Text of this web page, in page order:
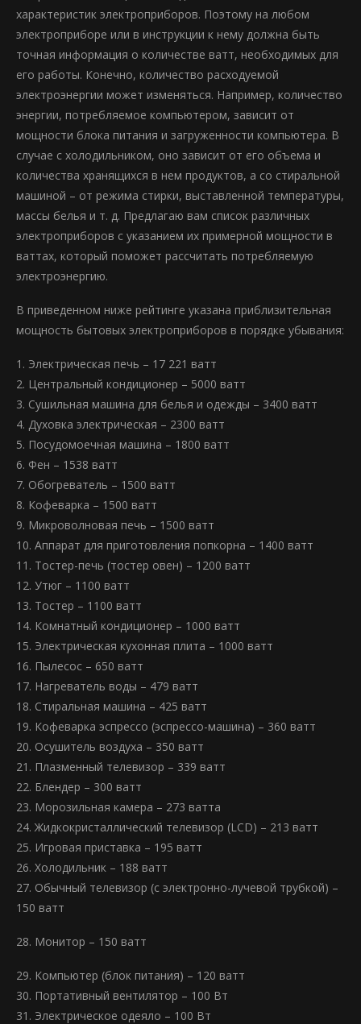
характеристик электроприборов. Поэтому на любом
электроприборе или в инструкции к нему должна быть
точная информация о количестве ватт, необходимых для
его работы. Конечно, количество расходуемой
электроэнергии может изменяться. Например, количество
энергии, потребляемое компьютером, зависит от
мощности блока питания и загруженности компьютера. В
случае с холодильником, оно зависит от его объема и
количества хранящихся в нем продуктов, а со стиральной
машиной – от режима стирки, выставленной температуры,
массы белья и т. д. Предлагаю вам список различных
электроприборов с указанием их примерной мощности в
ваттах, который поможет рассчитать потребляемую
электроэнергию.
В приведенном ниже рейтинге указана приблизительная
мощность бытовых электроприборов в порядке убывания:
1. Электрическая печь – 17 221 ватт
2. Центральный кондиционер – 5000 ватт
3. Сушильная машина для белья и одежды – 3400 ватт
4. Духовка электрическая – 2300 ватт
5. Посудомоечная машина – 1800 ватт
6. Фен – 1538 ватт
7. Обогреватель – 1500 ватт
8. Кофеварка – 1500 ватт
9. Микроволновая печь – 1500 ватт
10. Аппарат для приготовления попкорна – 1400 ватт
11. Тостер-печь (тостер овен) – 1200 ватт
12. Утюг – 1100 ватт
13. Тостер – 1100 ватт
14. Комнатный кондиционер – 1000 ватт
15. Электрическая кухонная плита – 1000 ватт
16. Пылесос – 650 ватт
17. Нагреватель воды – 479 ватт
18. Стиральная машина – 425 ватт
19. Кофеварка эспрессо (эспрессо-машина) – 360 ватт
20. Осушитель воздуха – 350 ватт
21. Плазменный телевизор – 339 ватт
22. Блендер – 300 ватт
23. Морозильная камера – 273 ватта
24. Жидкокристаллический телевизор (LCD) – 213 ватт
25. Игровая приставка – 195 ватт
26. Холодильник – 188 ватт
27. Обычный телевизор (с электронно-лучевой трубкой) –
150 ватт
28. Монитор – 150 ватт
29. Компьютер (блок питания) – 120 ватт
30. Портативный вентилятор – 100 Вт
31. Электрическое одеяло – 100 Вт